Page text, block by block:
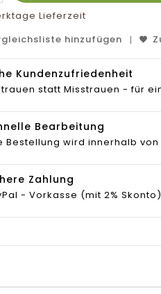
Lieferzeit
hinzufügen
Kundenzufriedenheit
statt Misstrauen - für
Bearbeitung
Bestellung wird innerhalb
Zahlung
- Vorkasse (mit 2%